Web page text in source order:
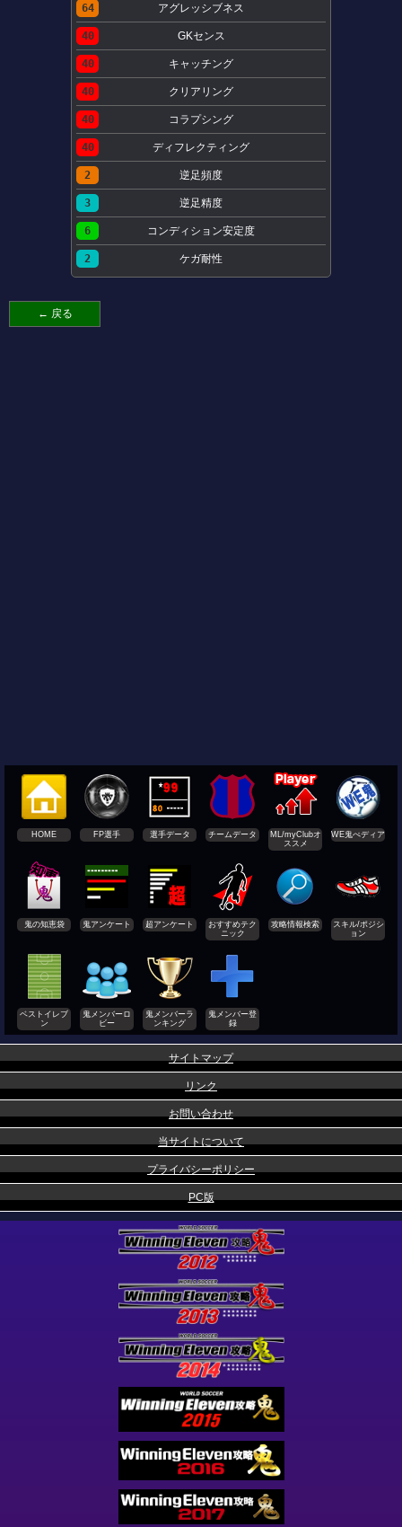
64 アグレッシブネス
40 GKセンス
40 キャッチング
40 クリアリング
40 コラプシング
40 ディフレクティング
2 逆足頻度
3 逆足精度
6 コンディション安定度
2 ケガ耐性
← 戻る
HOME FP選手 選手データ チームデータ
ML/myClubオ
ススメ
WE鬼ぺディア
鬼の知恵袋 鬼アンケート 超アンケート
おすすめテク
ニック
攻略情報検索
スキル/ポジシ
ョン
ベストイレブ
ン
鬼メンバーロ
ビー
鬼メンバーラ
ンキング
鬼メンバー登
録
サイトマップ
リンク
お問い合わせ
当サイトについて
プライバシーポリシー
PC版